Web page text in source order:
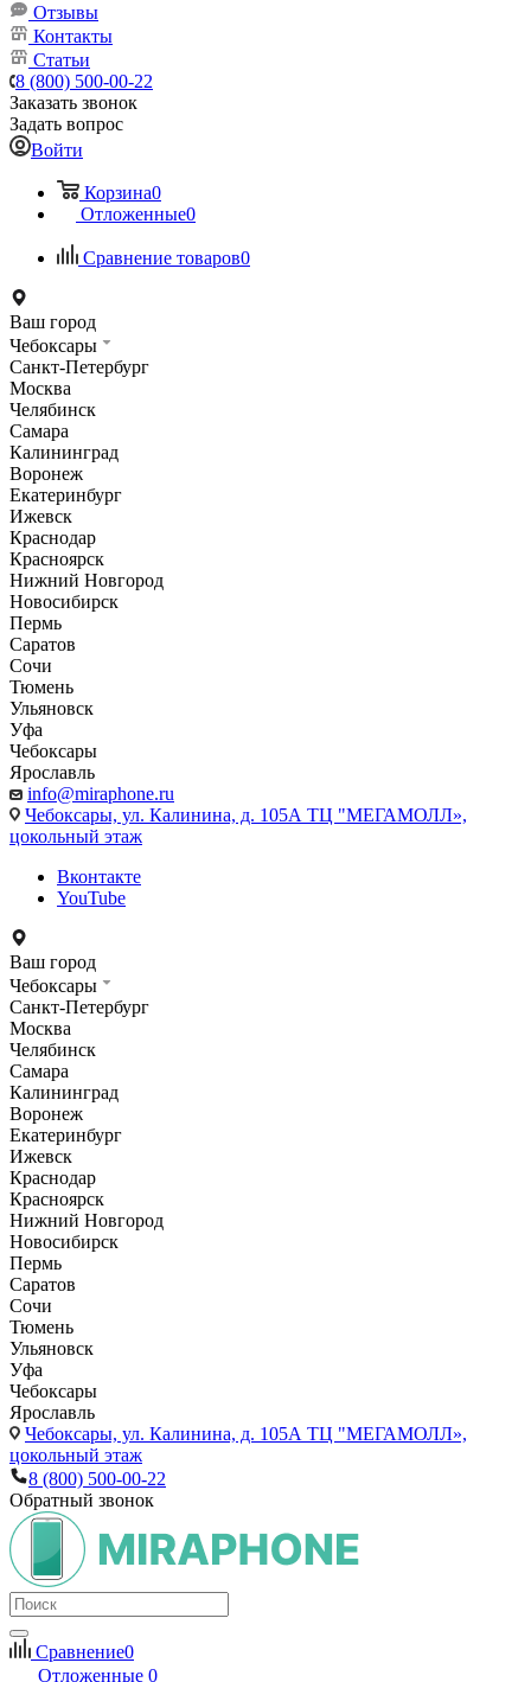
Отзывы
Контакты
Статьи
8 (800) 500-00-22
Заказать звонок
Задать вопрос
Войти
Корзина0
Отложенные0
Сравнение товаров0
Ваш город
Чебоксары
Санкт-Петербург
Москва
Челябинск
Самара
Калининград
Воронеж
Екатеринбург
Ижевск
Краснодар
Красноярск
Нижний Новгород
Новосибирск
Пермь
Саратов
Сочи
Тюмень
Ульяновск
Уфа
Чебоксары
Ярославль
info@miraphone.ru
Чебоксары, ул. Калинина, д. 105А ТЦ "МЕГАМОЛЛ»,
цокольный этаж
Вконтакте
YouTube
Ваш город
Чебоксары
Санкт-Петербург
Москва
Челябинск
Самара
Калининград
Воронеж
Екатеринбург
Ижевск
Краснодар
Красноярск
Нижний Новгород
Новосибирск
Пермь
Саратов
Сочи
Тюмень
Ульяновск
Уфа
Чебоксары
Ярославль
Чебоксары, ул. Калинина, д. 105А ТЦ "МЕГАМОЛЛ»,
цокольный этаж
8 (800) 500-00-22
Обратный звонок
Сравнение0
Отложенные 0